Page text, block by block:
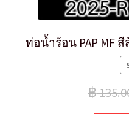
ท่อน้ำร้อน PAP MF
฿